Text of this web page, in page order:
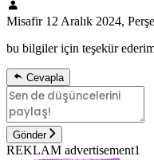
Misafir 12 Aralık 2024,
bu bilgiler için teşekür
Cevapla
Gönder
REKLAM advertisement1